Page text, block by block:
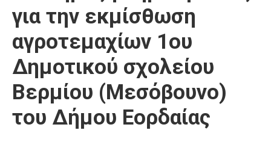
για την εκμίσθωση
αγροτεμαχίων 1ου
Δημοτικού σχολείου
Βερμίου (Μεσόβουνο)
του Δήμου Εορδαίας